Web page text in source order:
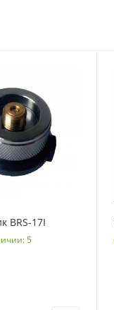
BRS-17I
5